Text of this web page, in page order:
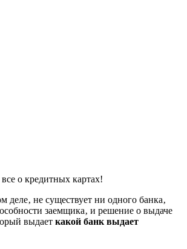
о кредитных картах!
деле‚ не существует ни одного банка‚
заемщика‚ и решение о выдаче
выдает какой банк выдает